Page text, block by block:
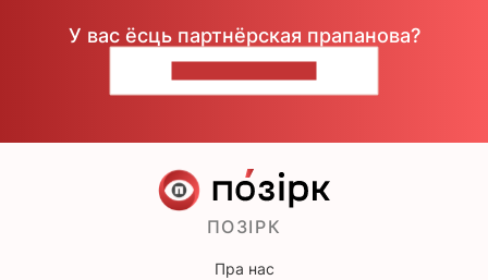
У вас ёсць партнёрская прапанова?
ПОЗІРК
Пра нас